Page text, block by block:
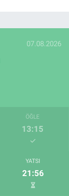
07.08.2026
ÖĞLE
13:15
YATSI
21:56